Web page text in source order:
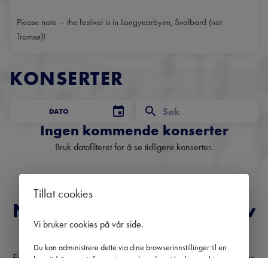
Please note -- the festival is in Longyearbyen, Svalbard (not
Tromsø)!
KONSERTER
DATO
Ingen kommende konserter
Bruk datofilteret for å se tidligere konserter.
Norges fremste nyhetsbrev
om klassisk musikk
Tillat cookies
Vi bruker cookies på vår side.
Du kan administrere dette via dine browserinnstillinger til en